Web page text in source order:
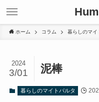
ホーム コラム 暮らしのマイ
泥棒
2024
3/01
暮らしのマイトパルタ